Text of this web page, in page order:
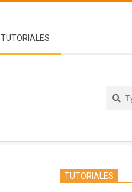
TUTORIALES
TUTORIALES